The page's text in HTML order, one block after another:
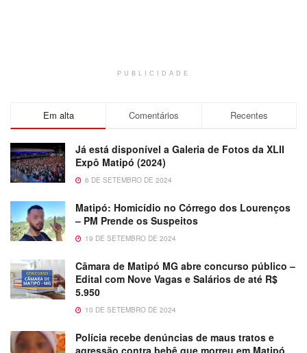
PUBLICIDADE
Em alta Comentários Recentes
Já está disponível a Galeria de Fotos da XLII
Expô Matipó (2024)
6 DE SETEMBRO DE 2024
Matipó: Homicídio no Córrego dos Lourenços
– PM Prende os Suspeitos
19 DE SETEMBRO DE 2024
Câmara de Matipó MG abre concurso público –
Edital com Nove Vagas e Salários de até R$
5.950
10 DE SETEMBRO DE 2024
Polícia recebe denúncias de maus tratos e